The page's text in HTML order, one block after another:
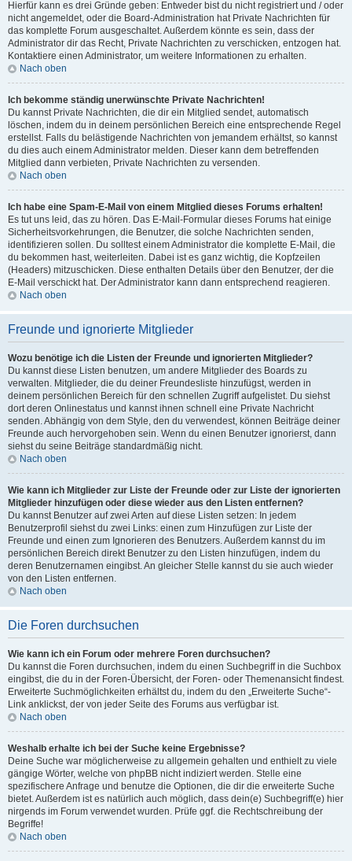
Hierfür kann es drei Gründe geben: Entweder bist du nicht registriert und / oder
nicht angemeldet, oder die Board-Administration hat Private Nachrichten für
das komplette Forum ausgeschaltet. Außerdem könnte es sein, dass der
Administrator dir das Recht, Private Nachrichten zu verschicken, entzogen hat.
Kontaktiere einen Administrator, um weitere Informationen zu erhalten.
Nach oben
Ich bekomme ständig unerwünschte Private Nachrichten!
Du kannst Private Nachrichten, die dir ein Mitglied sendet, automatisch
löschen, indem du in deinem persönlichen Bereich eine entsprechende Regel
erstellst. Falls du belästigende Nachrichten von jemandem erhältst, so kannst
du dies auch einem Administrator melden. Dieser kann dem betreffenden
Mitglied dann verbieten, Private Nachrichten zu versenden.
Nach oben
Ich habe eine Spam-E-Mail von einem Mitglied dieses Forums erhalten!
Es tut uns leid, das zu hören. Das E-Mail-Formular dieses Forums hat einige
Sicherheitsvorkehrungen, die Benutzer, die solche Nachrichten senden,
identifizieren sollen. Du solltest einem Administrator die komplette E-Mail, die
du bekommen hast, weiterleiten. Dabei ist es ganz wichtig, die Kopfzeilen
(Headers) mitzuschicken. Diese enthalten Details über den Benutzer, der die
E-Mail verschickt hat. Der Administrator kann dann entsprechend reagieren.
Nach oben
Freunde und ignorierte Mitglieder
Wozu benötige ich die Listen der Freunde und ignorierten Mitglieder?
Du kannst diese Listen benutzen, um andere Mitglieder des Boards zu
verwalten. Mitglieder, die du deiner Freundesliste hinzufügst, werden in
deinem persönlichen Bereich für den schnellen Zugriff aufgelistet. Du siehst
dort deren Onlinestatus und kannst ihnen schnell eine Private Nachricht
senden. Abhängig von dem Style, den du verwendest, können Beiträge deiner
Freunde auch hervorgehoben sein. Wenn du einen Benutzer ignorierst, dann
siehst du seine Beiträge standardmäßig nicht.
Nach oben
Wie kann ich Mitglieder zur Liste der Freunde oder zur Liste der ignorierten
Mitglieder hinzufügen oder diese wieder aus den Listen entfernen?
Du kannst Benutzer auf zwei Arten auf diese Listen setzen: In jedem
Benutzerprofil siehst du zwei Links: einen zum Hinzufügen zur Liste der
Freunde und einen zum Ignorieren des Benutzers. Außerdem kannst du im
persönlichen Bereich direkt Benutzer zu den Listen hinzufügen, indem du
deren Benutzernamen eingibst. An gleicher Stelle kannst du sie auch wieder
von den Listen entfernen.
Nach oben
Die Foren durchsuchen
Wie kann ich ein Forum oder mehrere Foren durchsuchen?
Du kannst die Foren durchsuchen, indem du einen Suchbegriff in die Suchbox
eingibst, die du in der Foren-Übersicht, der Foren- oder Themenansicht findest.
Erweiterte Suchmöglichkeiten erhältst du, indem du den „Erweiterte Suche“-
Link anklickst, der von jeder Seite des Forums aus verfügbar ist.
Nach oben
Weshalb erhalte ich bei der Suche keine Ergebnisse?
Deine Suche war möglicherweise zu allgemein gehalten und enthielt zu viele
gängige Wörter, welche von phpBB nicht indiziert werden. Stelle eine
spezifischere Anfrage und benutze die Optionen, die dir die erweiterte Suche
bietet. Außerdem ist es natürlich auch möglich, dass dein(e) Suchbegriff(e) hier
nirgends im Forum verwendet wurden. Prüfe ggf. die Rechtschreibung der
Begriffe!
Nach oben